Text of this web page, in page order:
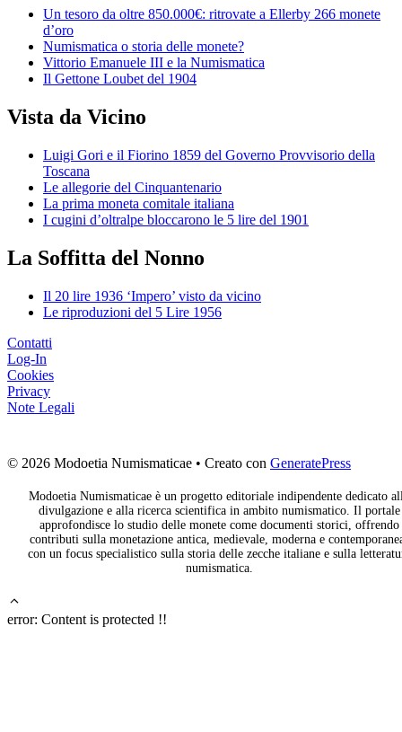
Un tesoro da oltre 850.000€: ritrovate a Ellerby 266 monete
d’oro
Numismatica o storia delle monete?
Vittorio Emanuele III e la Numismatica
Il Gettone Loubet del 1904
Vista da Vicino
Luigi Gori e il Fiorino 1859 del Governo Provvisorio della
Toscana
Le allegorie del Cinquantenario
La prima moneta comitale italiana
I cugini d’oltralpe bloccarono le 5 lire del 1901
La Soffitta del Nonno
Il 20 lire 1936 ‘Impero’ visto da vicino
Le riproduzioni del 5 Lire 1956
Contatti
Log-In
Cookies
Privacy
Note Legali
© 2026 Modoetia Numismaticae • Creato con GeneratePress
Modoetia Numismaticae è un progetto editoriale indipendente dedicato
divulgazione e alla ricerca scientifica in ambito numismatico. Il portale
approfondisce lo studio delle monete come documenti storici, offrendo
contributi sulla monetazione antica, medievale, moderna e
con un focus specialistico sulla storia delle zecche italiane e sulla
numismatica.
error: Content is protected !!